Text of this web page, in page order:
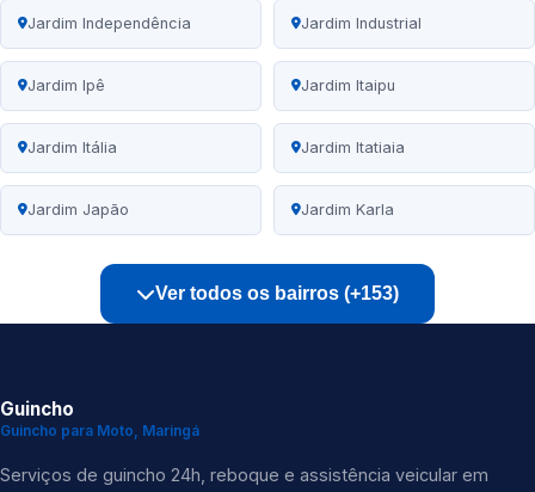
Jardim Independência Jardim Industrial
Jardim Ipê Jardim Itaipu
Jardim Itália Jardim Itatiaia
Jardim Japão Jardim Karla
Ver todos os bairros (+153)
Guincho
Guincho para Moto, Maringá
Serviços de guincho 24h, reboque e assistência veicular em